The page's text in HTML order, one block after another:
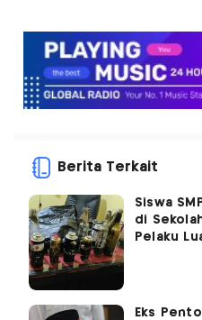
Berita Terkait
Siswa
di
Pelaku
Eks